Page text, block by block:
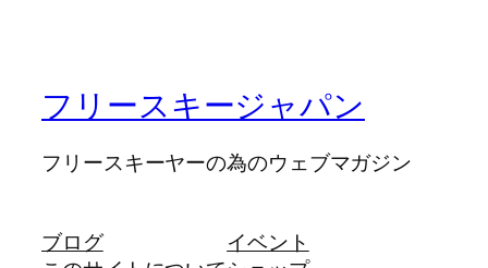
フリースキージャパン
フリースキーヤーの為のウェブマガジン
ブログ
イベント